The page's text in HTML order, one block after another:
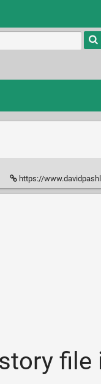
https://